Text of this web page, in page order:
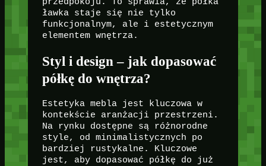
ławka staje się nie tylko
funkcjonalnym, ale i estetycznym
elementem wnętrza.
Styl i design – jak dopasować
półkę do wnętrza?
Estetyka mebla jest kluczowa w
kontekście aranżacji przestrzeni.
Na rynku dostępne są różnorodne
style, od minimalistycznych po
bardziej rustykalne. Kluczowe
jest, aby dopasować półkę do już